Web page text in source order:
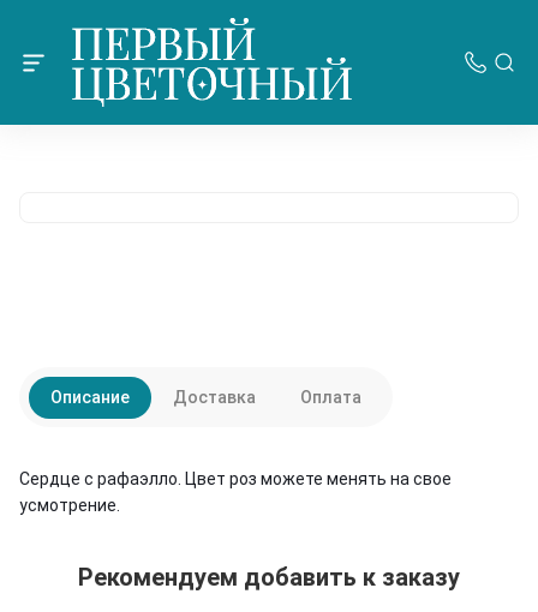
Описание
Сердце с рафаэлло. Цвет роз можете менять на свое
усмотрение.
Доставка Оплата
Рекомендуем добавить к заказу